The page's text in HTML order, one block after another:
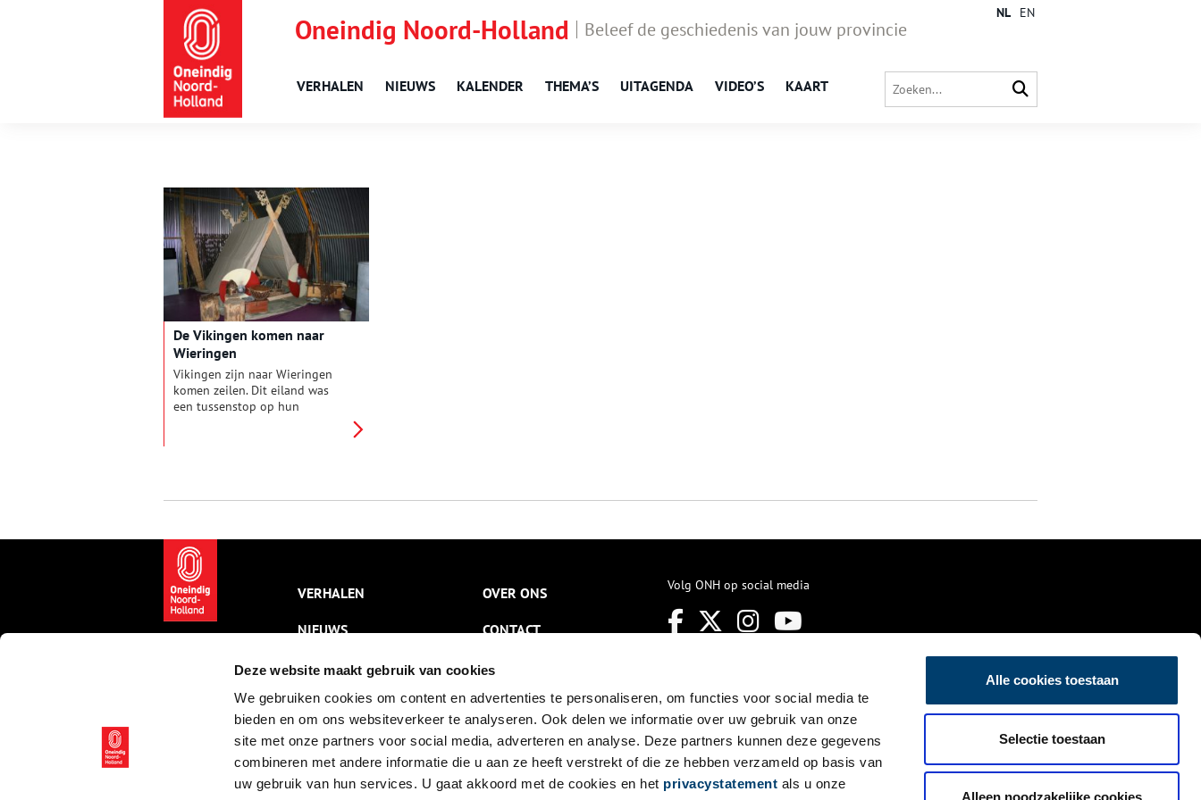
Deze website maakt gebruik van cookies
We gebruiken cookies om content en advertenties te personaliseren, om functies voor social media te
bieden en om ons websiteverkeer te analyseren. Ook delen we informatie over uw gebruik van onze
site met onze partners voor social media, adverteren en analyse. Deze partners kunnen deze gegevens
combineren met andere informatie die u aan ze heeft verstrekt of die ze hebben verzameld op basis van
uw gebruik van hun services. U gaat akkoord met de cookies en het privacystatement als u onze
Alle cookies toestaan
Selectie toestaan
Alleen noodzakelijke cookies
Oneindig Noord-Holland Beleef de geschiedenis van jouw provincie
VERHALEN NIEUWS KALENDER THEMA’S UITAGENDA VIDEO’S KAART
NL EN
De Vikingen komen naar
Wieringen
Vikingen zijn naar Wieringen
komen zeilen. Dit eiland was
een tussenstop op hun
Oever.
VERHALEN
NIEUWS
KALENDER
THEMA’S
ACTIVITEITEN
VIDEO’S
OVER ONS
CONTACT
NIEUWSBRIEF
DISCLAIMER
PRIVACY
TOEGANKELIJKHEID
Volg ONH op social media